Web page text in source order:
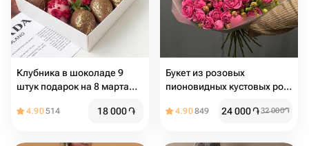
Клубника в шоколаде 9
штук подарок на 8 марта
4.90514 18 000֏
Букет из розовых
пионовидных кустовых роз
4.90849 24 000֏32 000֏